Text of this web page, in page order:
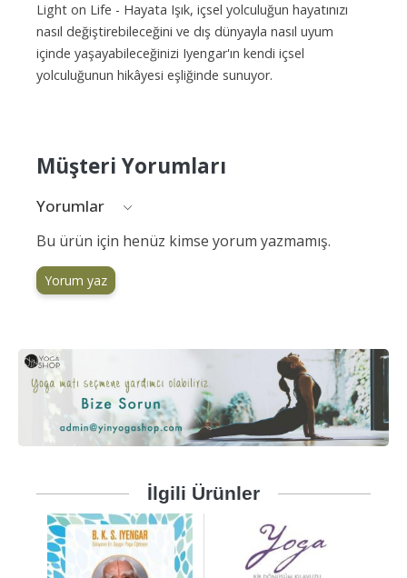
Light on Life - Hayata Işık, içsel yolculuğun hayatınızı
nasıl değiştirebileceğini ve dış dünyayla nasıl uyum
içinde yaşayabileceğinizi Iyengar'ın kendi içsel
yolculuğunun hikâyesi eşliğinde sunuyor.
Müşteri Yorumları
Yorumlar
Bu ürün için henüz kimse yorum yazmamış.
Yorum yaz
İlgili Ürünler